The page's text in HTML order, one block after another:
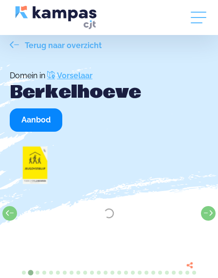
Terug naar overzicht
Domein in Vorselaar
Berkelhoeve
Aanbod